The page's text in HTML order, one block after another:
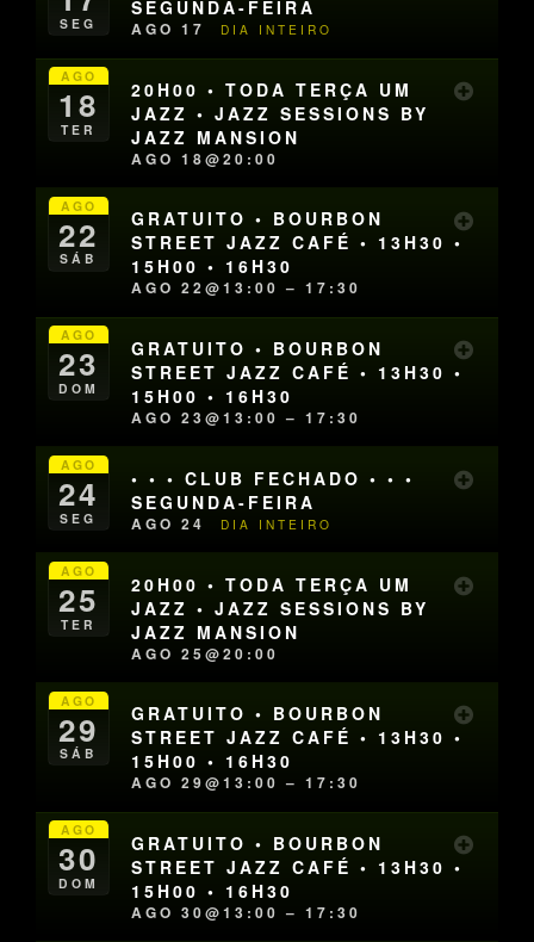
SEG
SEGUNDA-FEIRA
AGO 17 DIA INTEIRO
AGO
18
TER
20H00 • TODA TERÇA UM
JAZZ • JAZZ SESSIONS BY
JAZZ MANSION
AGO 18@20:00
AGO
22
SÁB
GRATUITO • BOURBON
STREET JAZZ CAFÉ • 13H30 •
15H00 • 16H30
AGO 22@13:00 – 17:30
AGO
23
DOM
GRATUITO • BOURBON
STREET JAZZ CAFÉ • 13H30 •
15H00 • 16H30
AGO 23@13:00 – 17:30
AGO
24
SEG
• • • CLUB FECHADO • • •
SEGUNDA-FEIRA
AGO 24 DIA INTEIRO
AGO
25
TER
20H00 • TODA TERÇA UM
JAZZ • JAZZ SESSIONS BY
JAZZ MANSION
AGO 25@20:00
AGO
29
SÁB
GRATUITO • BOURBON
STREET JAZZ CAFÉ • 13H30 •
15H00 • 16H30
AGO 29@13:00 – 17:30
AGO
30
DOM
GRATUITO • BOURBON
STREET JAZZ CAFÉ • 13H30 •
15H00 • 16H30
AGO 30@13:00 – 17:30